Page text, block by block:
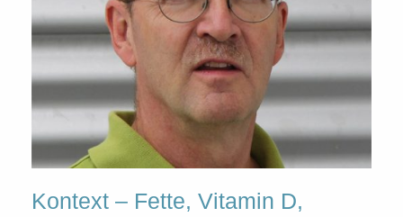
Kontext – Fette, Vitamin D,